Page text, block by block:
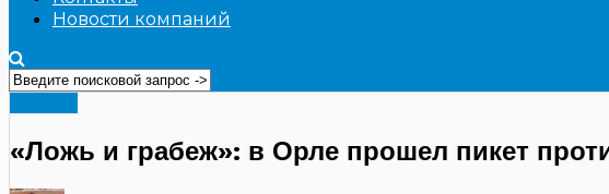
Новости компаний
«Ложь и грабеж»: в Орле прошел пикет